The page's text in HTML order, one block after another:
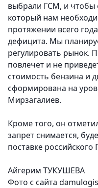
выбрали ГСМ, и чтобы
который нам
протяжении всего
дефицита. Мы
регулировать рынок.
повлечет и не
стоимость бензина и
сформирована на
Мирзагалиев.
Кроме того, он
запрет снимается,
поставке российского
Айгерим ТУКУШЕВА
Фото с сайта